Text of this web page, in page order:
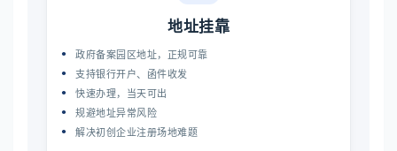
地址挂靠
政府备案园区地址，正规可靠
支持银行开户、函件收发
快速办理，当天可出
规避地址异常风险
解决初创企业注册场地难题